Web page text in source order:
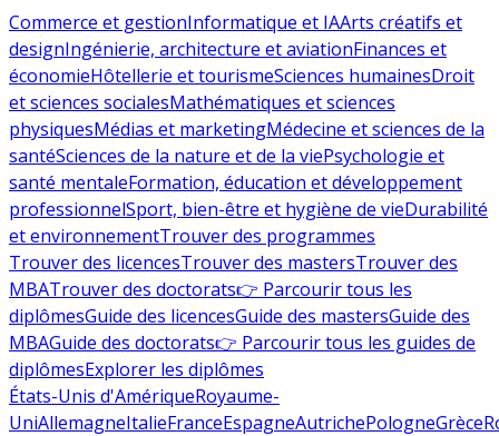
Commerce et gestionInformatique et IAArts créatifs et
designIngénierie, architecture et aviationFinances et
économieHôtellerie et tourismeSciences humainesDroit
et sciences socialesMathématiques et sciences
physiquesMédias et marketingMédecine et sciences de la
santéSciences de la nature et de la viePsychologie et
santé mentaleFormation, éducation et développement
professionnelSport, bien-être et hygiène de vieDurabilité
et environnementTrouver des programmes
Trouver des licencesTrouver des mastersTrouver des
MBATrouver des doctorats👉 Parcourir tous les
diplômesGuide des licencesGuide des mastersGuide des
MBAGuide des doctorats👉 Parcourir tous les guides de
diplômesExplorer les diplômes
États-Unis d'AmériqueRoyaume-
UniAllemagneItalieFranceEspagneAutrichePologneGrèce